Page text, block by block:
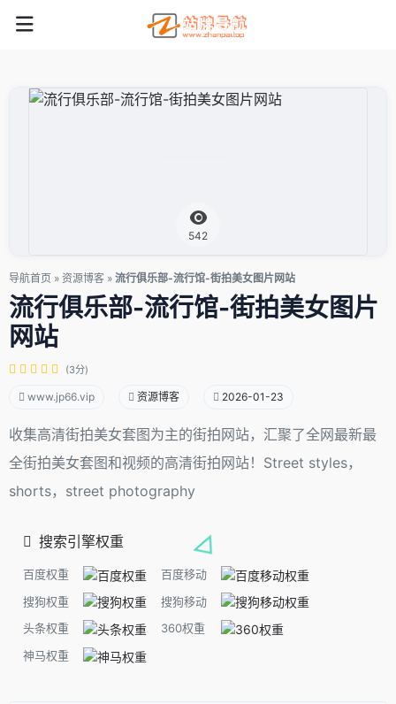
542
导航首页 » 资源博客 » 流行俱乐部-流行馆-街拍美女图片网站
流行俱乐部-流行馆-街拍美女图片
网站
(3分)
www.jp66.vip 资源博客 2026-01-23
收集高清街拍美女套图为主的街拍网站，汇聚了全网最新最
全街拍美女套图和视频的高清街拍网站！Street styles，
shorts，street photography
搜索引擎权重
百度权重
百度移动
搜狗权重
搜狗移动
头条权重
360权重
神马权重